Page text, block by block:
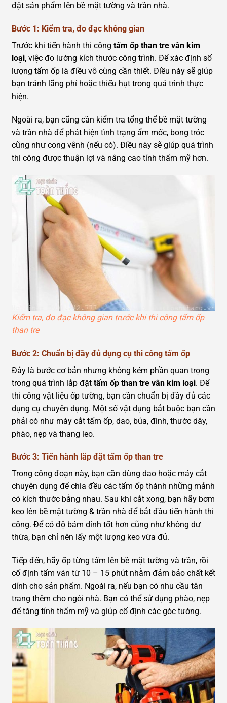
đặt sản phẩm lên bề mặt tường và trần nhà.
Bước 1: Kiểm tra, đo đạc không gian
Trước khi tiến hành thi công tấm ốp than tre vân kim
loại, việc đo lường kích thước công trình. Để xác định số
lượng tấm ốp là điều vô cùng cần thiết. Điều này sẽ giúp
bạn tránh lãng phí hoặc thiếu hụt trong quá trình thực
hiện.
Ngoài ra, bạn cũng cần kiểm tra tổng thể bề mặt tường
và trần nhà để phát hiện tình trạng ẩm mốc, bong tróc
cũng như cong vênh (nếu có). Điều này sẽ giúp quá trình
thi công được thuận lợi và nâng cao tính thẩm mỹ hơn.
Kiểm tra, đo đạc không gian trước khi thi công tấm ốp
than tre
Bước 2: Chuẩn bị đầy đủ dụng cụ thi công tấm ốp
Đây là bước cơ bản nhưng không kém phần quan trọng
trong quá trình lắp đặt tấm ốp than tre vân kim loại. Để
thi công vật liệu ốp tường, bạn cần chuẩn bị đầy đủ các
dụng cụ chuyên dụng. Một số vật dụng bắt buộc bạn cần
phải có như máy cắt tấm ốp, dao, búa, đinh, thước dây,
phào, nẹp và thang leo.
Bước 3: Tiến hành lắp đặt tấm ốp than tre
Trong công đoạn này, bạn cần dùng dao hoặc máy cắt
chuyên dụng để chia đều các tấm ốp thành những mảnh
có kích thước bằng nhau. Sau khi cắt xong, bạn hãy bơm
keo lên bề mặt tường & trần nhà để bắt đầu tiến hành thi
công. Để có độ bám dính tốt hơn cũng như không dư
thừa, bạn chỉ nên lấy một lượng keo vừa đủ.
Tiếp đến, hãy ốp từng tấm lên bề mặt tường và trần, rồi
cố định tấm ván từ 10 – 15 phút nhằm đảm bảo chất kết
dính cho sản phẩm. Ngoài ra, nếu bạn có nhu cầu tân
trang thêm cho ngôi nhà. Bạn có thể sử dụng phào, nẹp
để tăng tính thẩm mỹ và giúp cố định các góc tường.